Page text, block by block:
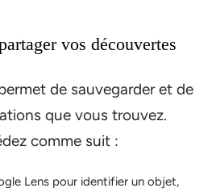
vos découvertes
de sauvegarder et de
que vous trouvez.
comme suit :
Lens pour identifier un objet,